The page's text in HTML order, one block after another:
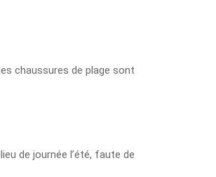
chaussures de plage sont
de journée l’été, faute de